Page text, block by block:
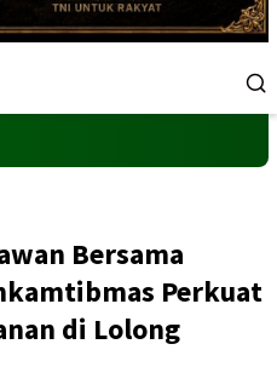
Bersama
Perkuat
di Lolong